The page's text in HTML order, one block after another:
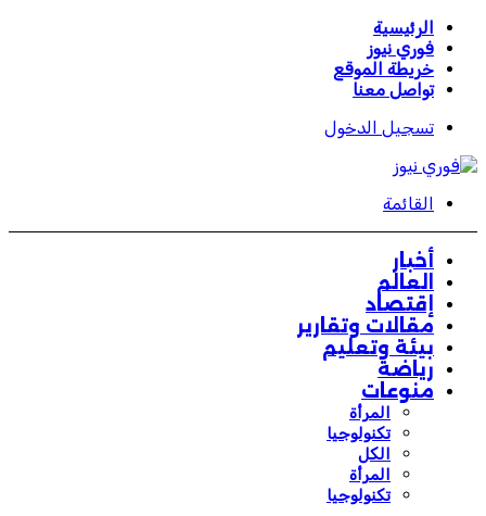
الرئيسية
فوري نيوز
خريطة الموقع
تواصل معنا
تسجيل الدخول
القائمة
أخبار
العالم
إقتصاد
مقالات وتقارير
بيئة وتعليم
رياضة
منوعات
المرأة
تكنولوجيا
الكل
المرأة
تكنولوجيا